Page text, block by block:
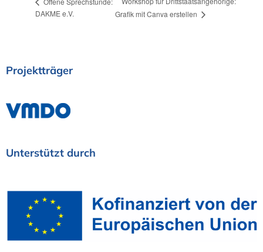
DAKME e.V.
Grafik mit Canva erstellen
Projektträger
Unterstützt durch